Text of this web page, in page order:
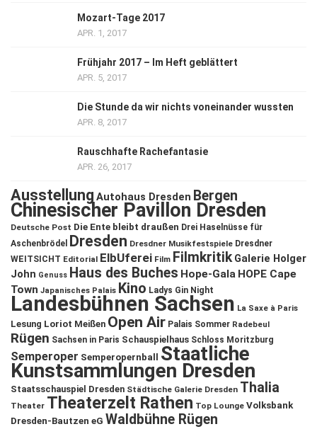
Mozart-Tage 2017
APR. 1, 2017
Frühjahr 2017 – Im Heft geblättert
APR. 5, 2017
Die Stunde da wir nichts voneinander wussten
APR. 8, 2017
Rauschhafte Rachefantasie
APR. 26, 2017
Ausstellung Autohaus Dresden Bergen
Chinesischer Pavillon Dresden
Deutsche Post Die Ente bleibt draußen Drei Haselnüsse für
Aschenbrödel
Dresden Dresdner Musikfestspiele Dresdner
WEITSICHT Editorial ElbUferei Film Filmkritik Galerie Holger
John Genuss Haus des Buches Hope-Gala HOPE Cape
Town Japanisches Palais Kino Ladys Gin Night
Landesbühnen Sachsen La Saxe à Paris
Lesung Loriot Meißen Open Air Palais Sommer Radebeul
Rügen Sachsen in Paris Schauspielhaus Schloss Moritzburg
Semperoper Semperopernball Staatliche
Kunstsammlungen Dresden
Staatsschauspiel Dresden Städtische Galerie Dresden Thalia
Theater Theaterzelt Rathen Top Lounge Volksbank
Dresden-Bautzen eG Waldbühne Rügen